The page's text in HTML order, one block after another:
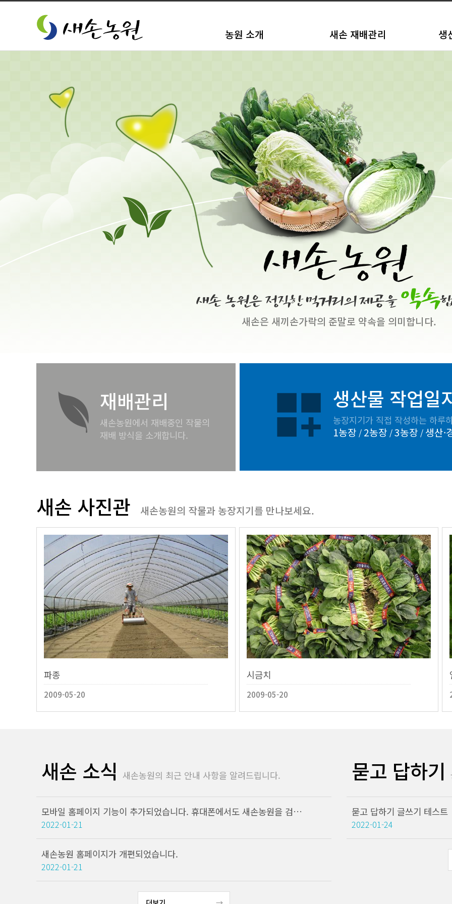
농원 소개 새손 재배관리 생
새손은 새끼손가락의 준말로 약속을 의미합니다.
재배관리
새손농원에서 재배중인 작물의
재배 방식을 소개합니다.
dashboard_customize 생산물 작업일
농장지기가 직접 작성하는 하루
1농장 / 2농장 /3농장 / 생산·
새손 사진관 새손농원의 작물과 농장지기를 만나보세요.
파종
2009-05-20
시금치
2009-05-20
새손 소식 새손농원의 최근 안내 사항을 알려드립니다.
모바일 홈페이지 기능이 추가되었습니다. 휴대폰에서도 새손농원을 검색해주세요
2022-01-21
새손농원 홈페이지가 개편되었습니다.
2022-01-21
묻고 답하기
묻고 답하기 글쓰기 테스트
2022-01-24